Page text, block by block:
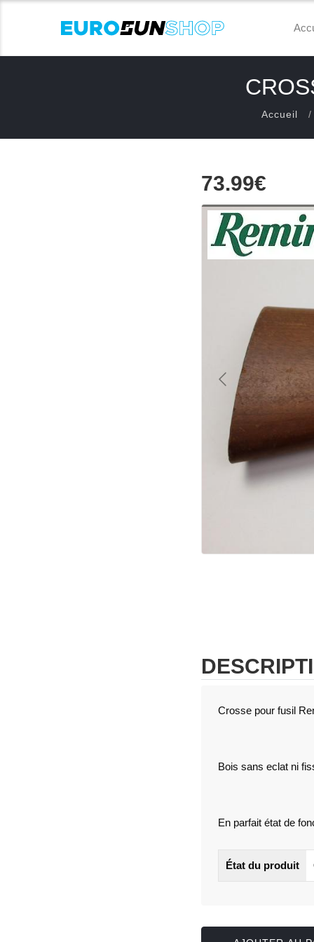
Accueil
73.99€
Crosse pour fusil
Bois sans eclat ni
En parfait état de
État du produit